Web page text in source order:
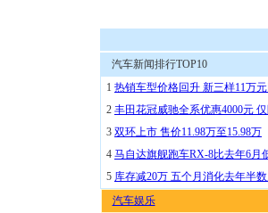
汽车新闻排行TOP10
1 热销车型价格回升 新三样11万
2 丰田花冠威驰全系优惠4000元
3 双环上市 售价11.98万至15.98万
4 马自达旗舰跑车RX-8比去年6月
5 库存减20万 五个月消化去年半
汽车娱乐